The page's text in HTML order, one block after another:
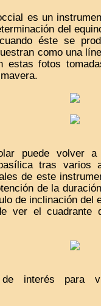
es un
del
éste se
como una
estas fotos
puede volver
tras varios
de este
de la
de inclinación del
ver el cuadrante
interés para